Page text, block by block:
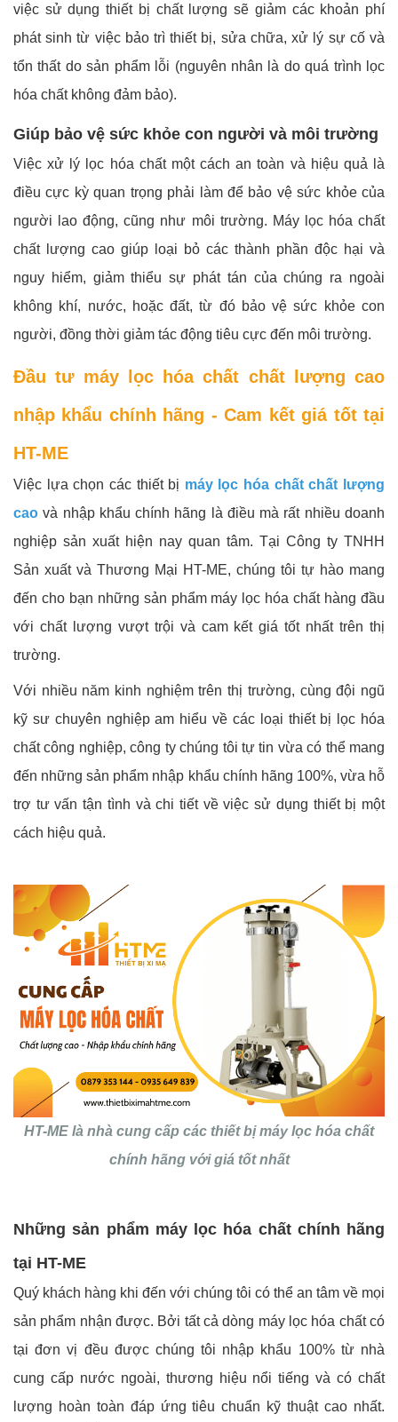
việc sử dụng thiết bị chất lượng sẽ giảm các khoản phí
phát sinh từ việc bảo trì thiết bị, sửa chữa, xử lý sự cố và
tổn thất do sản phẩm lỗi (nguyên nhân là do quá trình lọc
hóa chất không đảm bảo).
Giúp bảo vệ sức khỏe con người và môi trường
Việc xử lý lọc hóa chất một cách an toàn và hiệu quả là
điều cực kỳ quan trọng phải làm để bảo vệ sức khỏe của
người lao động, cũng như môi trường. Máy lọc hóa chất
chất lượng cao giúp loại bỏ các thành phần độc hại và
nguy hiểm, giảm thiểu sự phát tán của chúng ra ngoài
không khí, nước, hoặc đất, từ đó bảo vệ sức khỏe con
người, đồng thời giảm tác động tiêu cực đến môi trường.
Đầu tư máy lọc hóa chất chất lượng cao
nhập khẩu chính hãng - Cam kết giá tốt tại
HT-ME
Việc lựa chọn các thiết bị máy lọc hóa chất chất lượng
cao và nhập khẩu chính hãng là điều mà rất nhiều doanh
nghiệp sản xuất hiện nay quan tâm. Tại Công ty TNHH
Sản xuất và Thương Mại HT-ME, chúng tôi tự hào mang
đến cho bạn những sản phẩm máy lọc hóa chất hàng đầu
với chất lượng vượt trội và cam kết giá tốt nhất trên thị
trường.
Với nhiều năm kinh nghiệm trên thị trường, cùng đội ngũ
kỹ sư chuyên nghiệp am hiểu về các loại thiết bị lọc hóa
chất công nghiệp, công ty chúng tôi tự tin vừa có thể mang
đến những sản phẩm nhập khẩu chính hãng 100%, vừa hỗ
trợ tư vấn tận tình và chi tiết về việc sử dụng thiết bị một
cách hiệu quả.
HT-ME là nhà cung cấp các thiết bị máy lọc hóa chất
chính hãng với giá tốt nhất
Những sản phẩm máy lọc hóa chất chính hãng
tại HT-ME
Quý khách hàng khi đến với chúng tôi có thể an tâm về mọi
sản phẩm nhận được. Bởi tất cả dòng máy lọc hóa chất có
tại đơn vị đều được chúng tôi nhập khẩu 100% từ nhà
cung cấp nước ngoài, thương hiệu nổi tiếng và có chất
lượng hoàn toàn đáp ứng tiêu chuẩn kỹ thuật cao nhất.